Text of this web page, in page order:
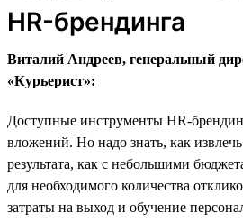
HR-брендинга
Виталий Андреев, генеральный
«Курьерист»:
Доступные инструменты HR-
вложений. Но надо знать, как
результата, как с небольшими
для необходимого количества
затраты на выход и обучение